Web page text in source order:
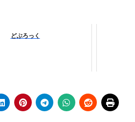
が日本が残念な国になった理由で
売上をすぐに現金で受け取る方法
どぶろっく